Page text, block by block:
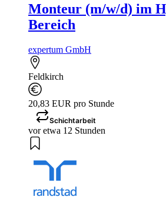
Monteur (m/w/d) im
Bereich
expertum GmbH
Feldkirch
20,83 EUR pro Stunde
Schichtarbeit
vor etwa 12 Stunden